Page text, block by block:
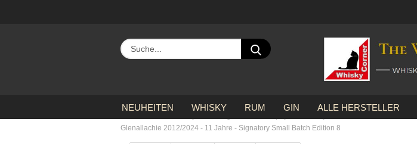
Suche...
NEUHEITEN WHISKY RUM GIN ALLE HERSTELLER
Glenallachie 2012/2024 - 11 Jahre - Signatory Small Batch Edition 8